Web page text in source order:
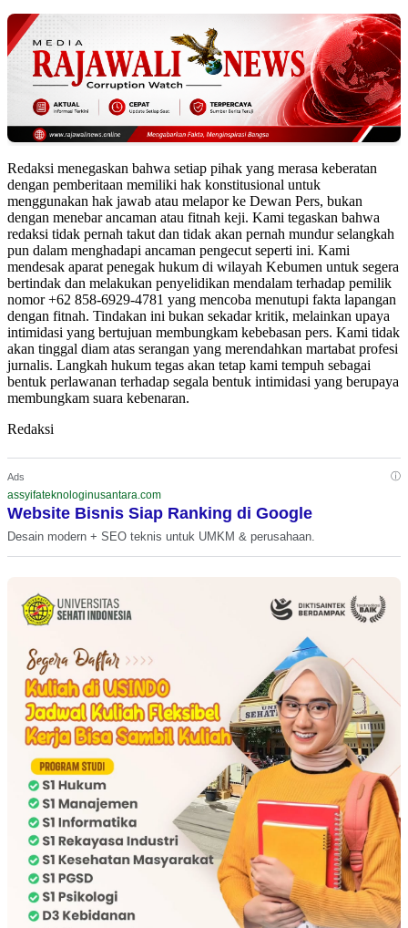
Redaksi menegaskan bahwa setiap pihak yang merasa keberatan
dengan pemberitaan memiliki hak konstitusional untuk
menggunakan hak jawab atau melapor ke Dewan Pers, bukan
dengan menebar ancaman atau fitnah keji. Kami tegaskan bahwa
redaksi tidak pernah takut dan tidak akan pernah mundur selangkah
pun dalam menghadapi ancaman pengecut seperti ini. Kami
mendesak aparat penegak hukum di wilayah Kebumen untuk segera
bertindak dan melakukan penyelidikan mendalam terhadap pemilik
nomor +62 858-6929-4781 yang mencoba menutupi fakta lapangan
dengan fitnah. Tindakan ini bukan sekadar kritik, melainkan upaya
intimidasi yang bertujuan membungkam kebebasan pers. Kami tidak
akan tinggal diam atas serangan yang merendahkan martabat profesi
jurnalis. Langkah hukum tegas akan tetap kami tempuh sebagai
bentuk perlawanan terhadap segala bentuk intimidasi yang berupaya
membungkam suara kebenaran.
Redaksi
Ads ⓘ
assyifateknologinusantara.com
Website Bisnis Siap Ranking di Google
Desain modern + SEO teknis untuk UMKM & perusahaan.